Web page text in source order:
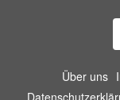
Über uns